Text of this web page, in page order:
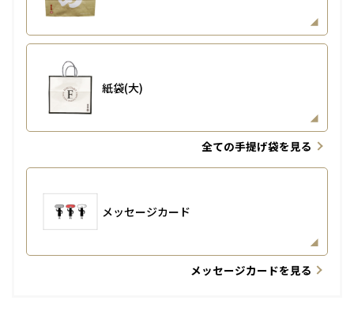
紙袋(大)
全ての手提げ袋を見る
メッセージカード
メッセージカードを見る